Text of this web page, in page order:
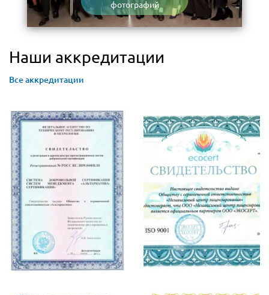
фотографий
Наши аккредитации
Все аккредитации